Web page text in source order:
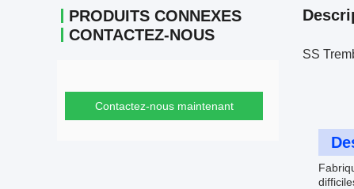
PRODUITS CONNEXES
CONTACTEZ-NOUS
Contactez-nous maintenant
SS